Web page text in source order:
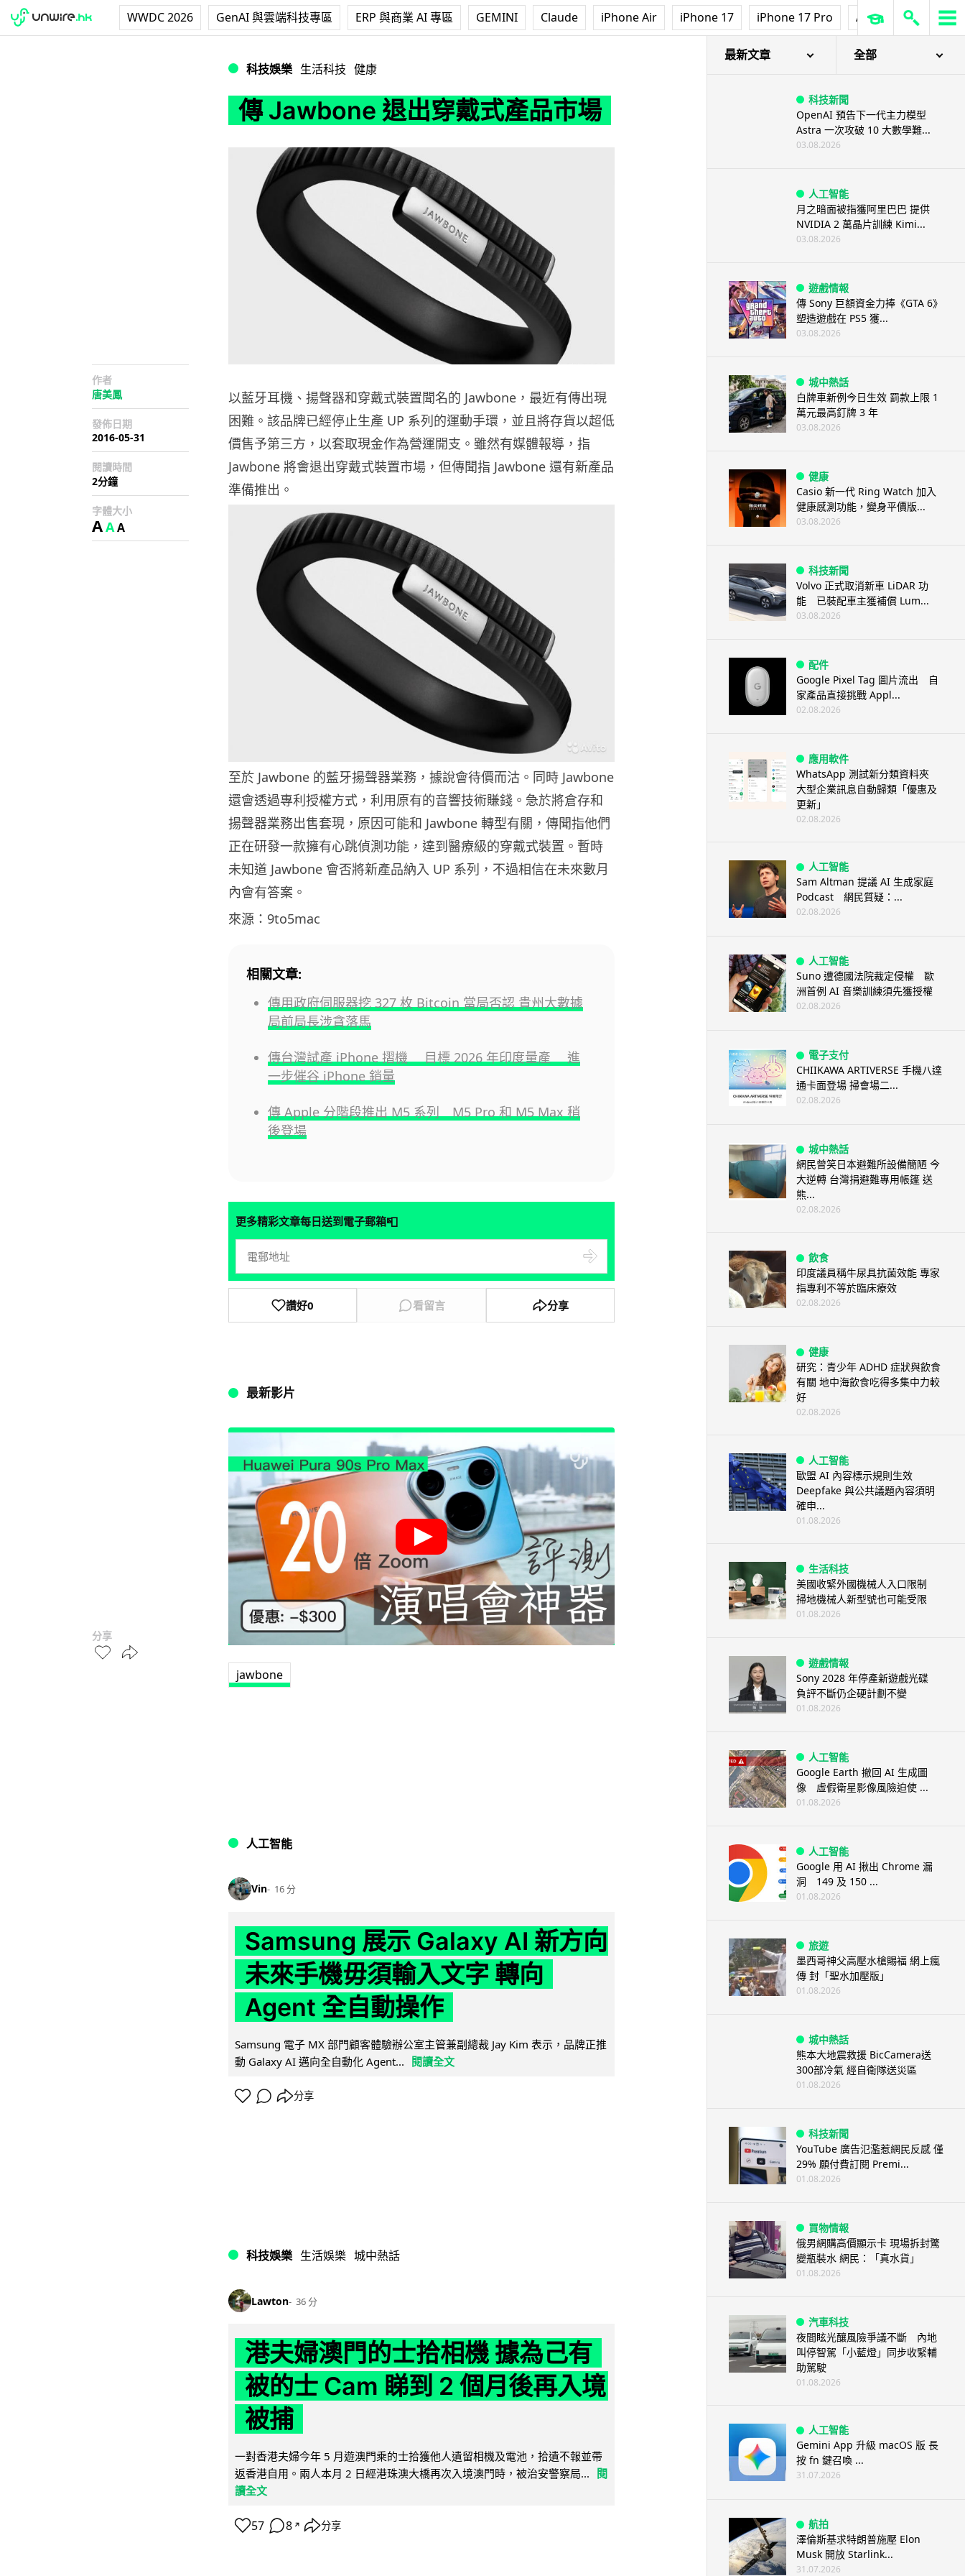
WWDC 2026 GenAI 與雲端科技專區 ERP 與商業 AI 專區 GEMINI Claude iPhone Air iPhone 17 iPhone 17 Pro AirPods Pro 3
科技娛樂 生活科技 健康
傳 Jawbone 退出穿戴式產品市場
作者
唐美鳳
發佈日期
2016-05-31
閱讀時間
2分鐘
字體大小
AAA
分享
以藍牙耳機、揚聲器和穿戴式裝置聞名的 Jawbone，最近有傳出現
困難。該品牌已經停止生產 UP 系列的運動手環，並且將存貨以超低
價售予第三方，以套取現金作為營運開支。雖然有媒體報導，指
Jawbone 將會退出穿戴式裝置市場，但傳聞指 Jawbone 還有新產品
準備推出。
至於 Jawbone 的藍牙揚聲器業務，據說會待價而沽。同時 Jawbone
還會透過專利授權方式，利用原有的音響技術賺錢。急於將倉存和
揚聲器業務出售套現，原因可能和 Jawbone 轉型有關，傳聞指他們
正在研發一款擁有心跳偵測功能，達到醫療級的穿戴式裝置。暫時
未知道 Jawbone 會否將新產品納入 UP 系列，不過相信在未來數月
內會有答案。
來源：9to5mac
相關文章:
傳用政府伺服器挖 327 枚 Bitcoin 當局否認 貴州大數據
局前局長涉貪落馬
傳台灣試產 iPhone 摺機 目標 2026 年印度量產 進
一步催谷 iPhone 銷量
傳 Apple 分階段推出 M5 系列 M5 Pro 和 M5 Max 稍
後登場
更多精彩文章每日送到電子郵箱📮
讚好0 看留言 分享
最新影片
jawbone
人工智能
Vin 16 分
Samsung 展示 Galaxy AI 新方向
未來手機毋須輸入文字 轉向
Agent 全自動操作
Samsung 電子 MX 部門顧客體驗辦公室主管兼副總裁 Jay Kim 表示，品牌正推
動 Galaxy AI 邁向全自動化 Agent... 閱讀全文
分享
科技娛樂 生活娛樂 城中熱話
Lawton 36 分
港夫婦澳門的士拾相機 據為己有
被的士 Cam 睇到 2 個月後再入境
被捕
一對香港夫婦今年 5 月遊澳門乘的士拾獲他人遺留相機及電池，拾遺不報並帶
返香港自用。兩人本月 2 日經港珠澳大橋再次入境澳門時，被治安警察局...
閱
讀全文
57 8 ↗ 分享
最新文章 全部
科技新聞
OpenAI 預告下一代主力模型
Astra 一次攻破 10 大數學難...
03.08.2026
人工智能
月之暗面被指獲阿里巴巴 提供
NVIDIA 2 萬晶片訓練 Kimi...
03.08.2026
遊戲情報
傳 Sony 巨額資金力捧《GTA 6》
塑造遊戲在 PS5 獲...
03.08.2026
城中熱話
白牌車新例今日生效 罰款上限 1
萬元最高釘牌 3 年
03.08.2026
健康
Casio 新一代 Ring Watch 加入
健康感測功能，變身平價版...
03.08.2026
科技新聞
Volvo 正式取消新車 LiDAR 功
能 已裝配車主獲補償 Lum...
03.08.2026
配件
Google Pixel Tag 圖片流出 自
家產品直接挑戰 Appl...
02.08.2026
應用軟件
WhatsApp 測試新分類資料夾
大型企業訊息自動歸類「優惠及
更新」
02.08.2026
人工智能
Sam Altman 提議 AI 生成家庭
Podcast 網民質疑：...
02.08.2026
人工智能
Suno 遭德國法院裁定侵權 歐
洲首例 AI 音樂訓練須先獲授權
02.08.2026
電子支付
CHIIKAWA ARTIVERSE 手機八達
通卡面登場 掃會場二...
02.08.2026
城中熱話
網民曾笑日本避難所設備簡陋 今
大逆轉 台灣捐避難專用帳篷 送
熊...
02.08.2026
飲食
印度議員稱牛尿具抗菌效能 專家
指專利不等於臨床療效
02.08.2026
健康
研究：青少年 ADHD 症狀與飲食
有關 地中海飲食吃得多集中力較
好
02.08.2026
人工智能
歐盟 AI 內容標示規則生效
Deepfake 與公共議題內容須明
確申...
01.08.2026
生活科技
美國收緊外國機械人入口限制
掃地機械人新型號也可能受限
01.08.2026
遊戲情報
Sony 2028 年停產新遊戲光碟
負評不斷仍企硬計劃不變
01.08.2026
人工智能
Google Earth 撤回 AI 生成圖
像 虛假衛星影像風險迫使 ...
01.08.2026
人工智能
Google 用 AI 揪出 Chrome 漏
洞 149 及 150 ...
01.08.2026
旅遊
墨西哥神父高壓水槍賜福 網上瘋
傳 封「聖水加壓版」
01.08.2026
城中熱話
熊本大地震救援 BicCamera送
300部冷氣 經自衛隊送災區
01.08.2026
科技新聞
YouTube 廣告氾濫惹網民反感 僅
29% 願付費訂閱 Premi...
01.08.2026
買物情報
俄男網購高價顯示卡 現場拆封驚
變瓶裝水 網民：「真水貨」
01.08.2026
汽車科技
夜間眩光釀風險爭議不斷 內地
叫停智駕「小藍燈」同步收緊輔
助駕駛
01.08.2026
人工智能
Gemini App 升級 macOS 版 長
按 fn 鍵召喚 ...
31.07.2026
航拍
澤倫斯基求特朗普施壓 Elon
Musk 開放 Starlink...
31.07.2026